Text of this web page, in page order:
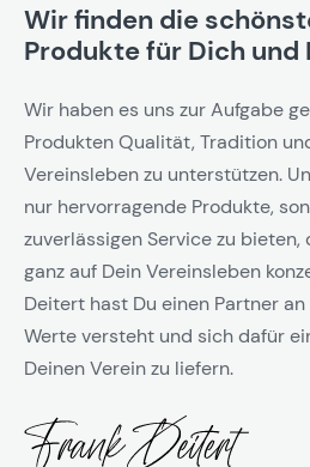
Wir finden die
Produkte für Dich und
Wir haben es uns zur Aufgabe
Produkten Qualität, Tradition
Vereinsleben zu unterstützen.
nur hervorragende Produkte,
zuverlässigen Service zu
ganz auf Dein Vereinsleben
Deitert hast Du einen Partner
Werte versteht und sich dafür
Deinen Verein zu liefern.